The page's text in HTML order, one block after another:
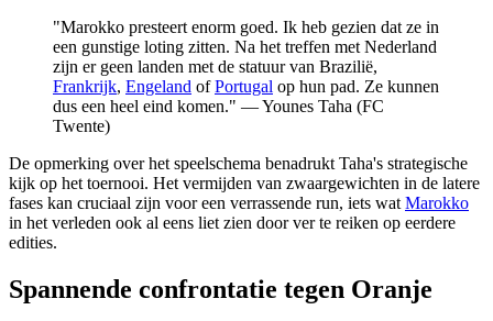
"Marokko presteert enorm goed. Ik heb gezien dat ze in
een gunstige loting zitten. Na het treffen met Nederland
zijn er geen landen met de statuur van Brazilië,
Frankrijk, Engeland ofPortugal op hun pad. Ze kunnen
dus een heel eind komen." — Younes Taha (FC
Twente)
De opmerking over het speelschema benadrukt Taha's strategische
kijk op het toernooi. Het vermijden van zwaargewichten in de latere
fases kan cruciaal zijn voor een verrassende run, iets wat Marokko
in het verleden ook al eens liet zien door ver te reiken op eerdere
edities.
Spannende confrontatie tegen Oranje